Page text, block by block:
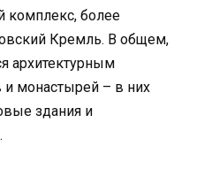
комплекс, более
Кремль. В общем,
архитектурным
и монастырей – в них
здания и